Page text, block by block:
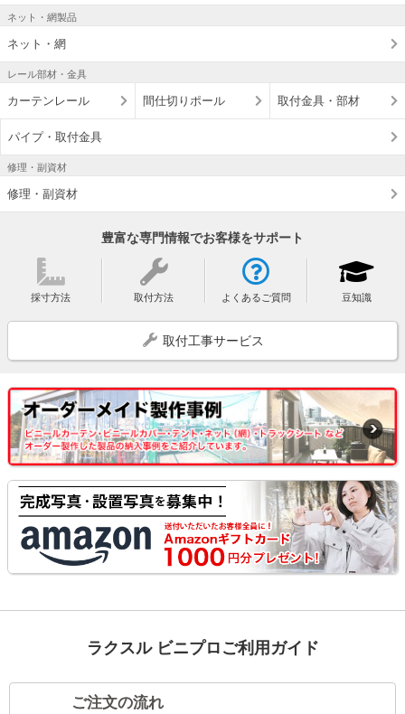
ネット・網製品
ネット・網
レール部材・金具
カーテンレール 間仕切りポール 取付金具・部材
パイプ・取付金具
修理・副資材
修理・副資材
豊富な専門情報でお客様をサポート
採寸方法 取付方法 よくあるご質問 豆知識
取付工事サービス
ラクスル ビニプロご利用ガイド
ご注文の流れ